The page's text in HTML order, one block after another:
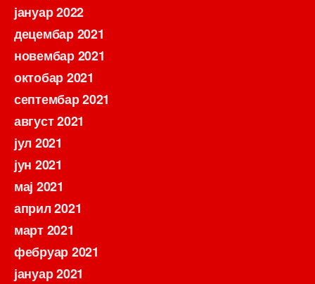
јануар 2022
децембар 2021
новембар 2021
октобар 2021
септембар 2021
август 2021
јул 2021
јун 2021
мај 2021
април 2021
март 2021
фебруар 2021
јануар 2021